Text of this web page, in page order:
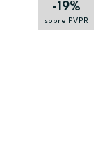
-19%
sobre PVPR